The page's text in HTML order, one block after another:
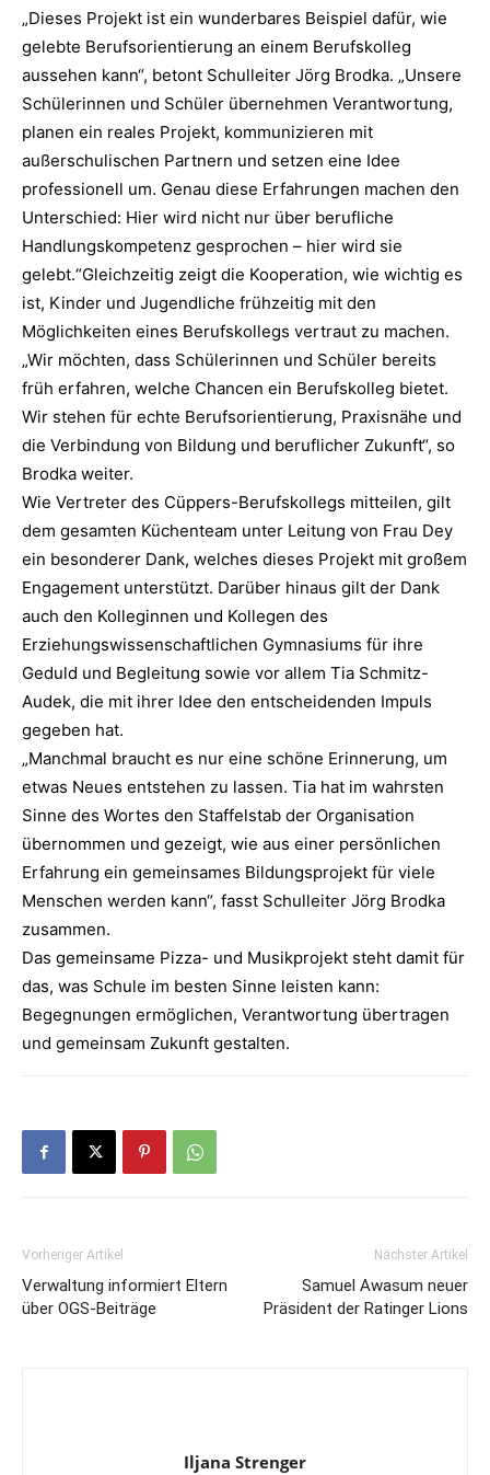
„Dieses Projekt ist ein wunderbares Beispiel dafür, wie
gelebte Berufsorientierung an einem Berufskolleg
aussehen kann“, betont Schulleiter Jörg Brodka. „Unsere
Schülerinnen und Schüler übernehmen Verantwortung,
planen ein reales Projekt, kommunizieren mit
außerschulischen Partnern und setzen eine Idee
professionell um. Genau diese Erfahrungen machen den
Unterschied: Hier wird nicht nur über berufliche
Handlungskompetenz gesprochen – hier wird sie
gelebt.“Gleichzeitig zeigt die Kooperation, wie wichtig es
ist, Kinder und Jugendliche frühzeitig mit den
Möglichkeiten eines Berufskollegs vertraut zu machen.
„Wir möchten, dass Schülerinnen und Schüler bereits
früh erfahren, welche Chancen ein Berufskolleg bietet.
Wir stehen für echte Berufsorientierung, Praxisnähe und
die Verbindung von Bildung und beruflicher Zukunft“, so
Brodka weiter.
Wie Vertreter des Cüppers-Berufskollegs mitteilen, gilt
dem gesamten Küchenteam unter Leitung von Frau Dey
ein besonderer Dank, welches dieses Projekt mit großem
Engagement unterstützt. Darüber hinaus gilt der Dank
auch den Kolleginnen und Kollegen des
Erziehungswissenschaftlichen Gymnasiums für ihre
Geduld und Begleitung sowie vor allem Tia Schmitz-
Audek, die mit ihrer Idee den entscheidenden Impuls
gegeben hat.
„Manchmal braucht es nur eine schöne Erinnerung, um
etwas Neues entstehen zu lassen. Tia hat im wahrsten
Sinne des Wortes den Staffelstab der Organisation
übernommen und gezeigt, wie aus einer persönlichen
Erfahrung ein gemeinsames Bildungsprojekt für viele
Menschen werden kann“, fasst Schulleiter Jörg Brodka
zusammen.
Das gemeinsame Pizza- und Musikprojekt steht damit für
das, was Schule im besten Sinne leisten kann:
Begegnungen ermöglichen, Verantwortung übertragen
und gemeinsam Zukunft gestalten.
Vorheriger Artikel
Verwaltung informiert Eltern
über OGS-Beiträge
Nächster Artikel
Samuel Awasum neuer
Präsident der Ratinger Lions
Iljana Strenger